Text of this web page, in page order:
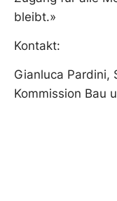
bleibt.»
Kontakt:
Gianluca Pardini,
Kommission Bau